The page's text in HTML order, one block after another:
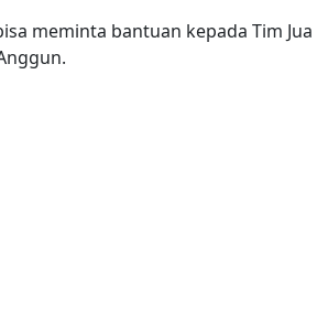
meminta bantuan kepada Tim